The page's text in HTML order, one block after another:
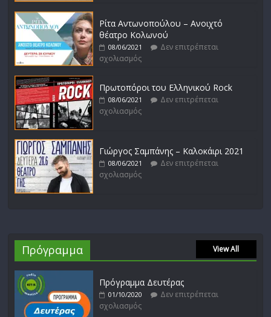
Ρίτα Αντωνοπούλου – Ανοιχτό
θέατρο Κολωνού
08/06/2021
Δεν επιτρέπεται
σχολιασμός
Πρωτοπόροι του Ελληνικού Rock
08/06/2021
Δεν επιτρέπεται
σχολιασμός
Γιώργος Σαμπάνης – Καλοκάιρι 2021
08/06/2021
Δεν επιτρέπεται
σχολιασμός
Πρόγραμμα View All
Πρόγραμμα Δευτέρας
01/10/2020
Δεν επιτρέπεται
σχολιασμός